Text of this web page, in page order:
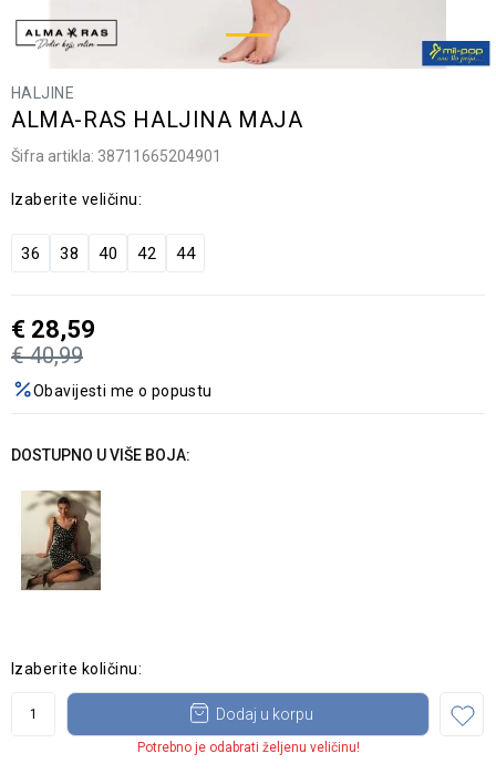
HALJINE
ALMA-RAS HALJINA MAJA
Šifra artikla: 38711665204901
Izaberite veličinu:
36 38 40 42 44
€ 40,99
€ 28,59
Obavijesti me o popustu
DOSTUPNO U VIŠE BOJA:
Izaberite količinu:
Dodaj u korpu
Potrebno je odabrati željenu veličinu!